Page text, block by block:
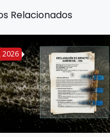
Relacionados
2026